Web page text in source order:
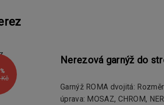
Kč
Nerezová garnýž do
Garnýž ROMA dvojitá:
úprava: MOSAZ, CHROM,